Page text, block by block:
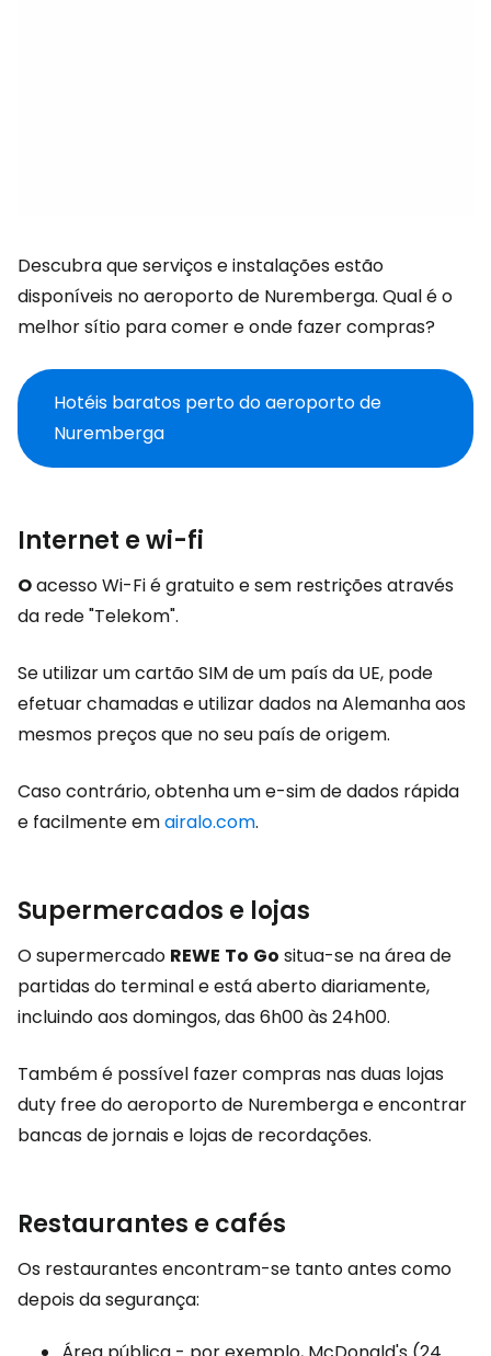
Descubra que serviços e instalações estão
disponíveis no aeroporto de Nuremberga. Qual é o
melhor sítio para comer e onde fazer compras?
Hotéis baratos perto do aeroporto de
Nuremberga
Internet e wi-fi
Oacesso Wi-Fi é gratuito e sem restrições através
da rede "Telekom".
Se utilizar um cartão SIM de um país da UE, pode
efetuar chamadas e utilizar dados na Alemanha aos
mesmos preços que no seu país de origem.
Caso contrário, obtenha um e-sim de dados rápida
e facilmente emairalo.com.
Supermercados e lojas
O supermercado REWE To Go situa-se na área de
partidas do terminal e está aberto diariamente,
incluindo aos domingos, das 6h00 às 24h00.
Também é possível fazer compras nas duas lojas
duty free do aeroporto de Nuremberga e encontrar
bancas de jornais e lojas de recordações.
Restaurantes e cafés
Os restaurantes encontram-se tanto antes como
depois da segurança: